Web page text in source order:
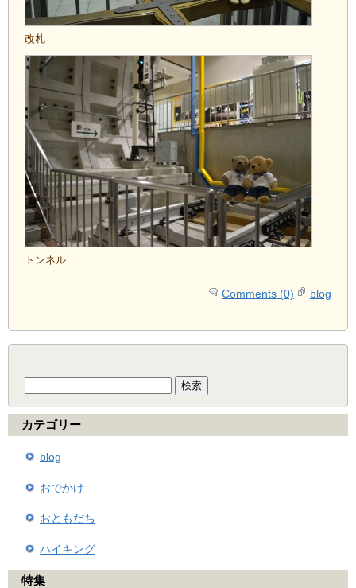
改札
トンネル
Comments (0) blog
カテゴリー
blog
おでかけ
おともだち
ハイキング
特集